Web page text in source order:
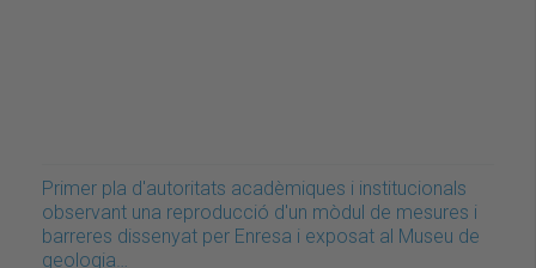
Primer pla d'autoritats acadèmiques i institucionals
observant una reproducció d'un mòdul de mesures i
barreres dissenyat per Enresa i exposat al Museu de
geologia…